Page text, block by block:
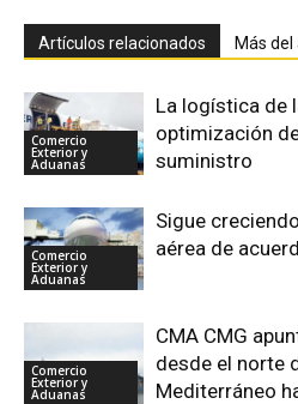
Artículos relacionados Más
Comercio
Exterior y
Aduanas
La logística de
optimización
suministro
Comercio
Exterior y
Aduanas
Sigue
aérea de
Comercio
Exterior y
Aduanas
CMA CMG
desde el norte
Mediterráneo